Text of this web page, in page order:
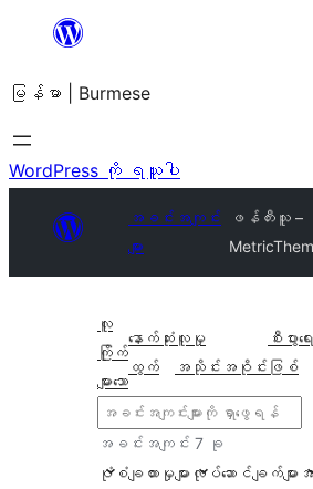
အကြောင်းအရာ
ကျော်သွား
ရန်
မြန်မာ | Burmese
WordPress ကို ရယူပါ
အခင်းအကျင်း
များ
ဖန်တီးသူ –
လူ
ကြိုက်
များသော
နောက်ဆုံး
ထွက်
လူမှု
အသိုင်းအဝိုင်း
စီးပွားရေး
ဖြစ်
ရှာ
ပါ
အခင်းအကျင်း 7 ခု
ပုံစံချထားမှုများ လုပ်ဆောင်ချက်များ